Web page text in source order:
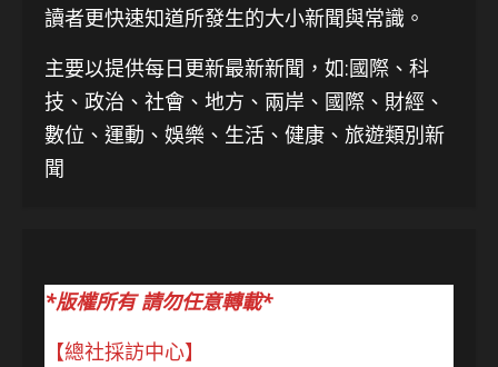
讀者更快速知道所發生的大小新聞與常識。
主要以提供每日更新最新新聞 ，如:國際、科
技、 政治、社會、地方、兩岸、國際、財經、
數位、運動、娛樂、生活、健康、旅遊類別新
聞
*版權所有 請勿任意轉載*
【總社採訪中心】